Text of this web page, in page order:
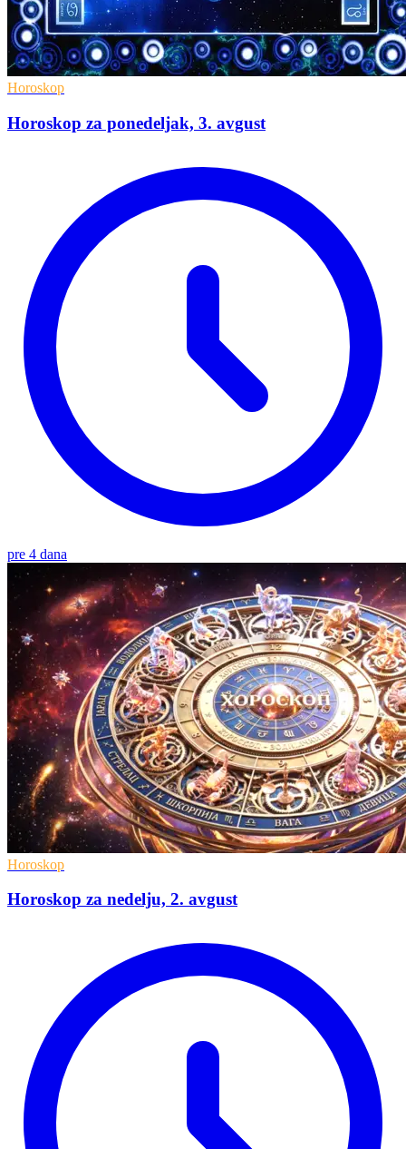
Horoskop
Horoskop za ponedeljak, 3. avgust
pre 4 dana
Horoskop
Horoskop za nedelju, 2. avgust